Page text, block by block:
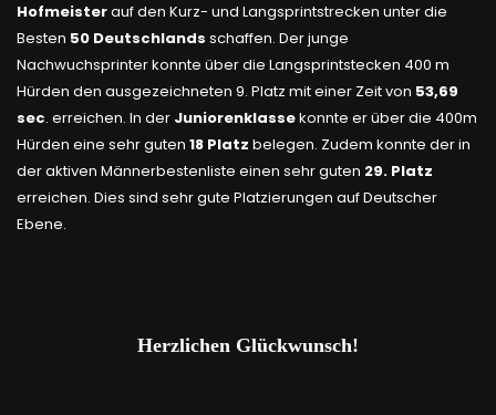
Hofmeisterauf den Kurz- und Langsprintstrecken unter die
Besten 50 Deutschlands schaffen. Der junge
Nachwuchsprinter konnte über die Langsprintstecken 400 m
Hürden den ausgezeichneten 9. Platz mit einer Zeit von 53,69
sec. erreichen. In der Juniorenklassekonnte er über die 400m
Hürden eine sehr guten 18 Platz belegen. Zudem konnte der in
der aktiven Männerbestenliste einen sehr guten 29. Platz
erreichen. Dies sind sehr gute Platzierungen auf Deutscher
Ebene.
Herzlichen Glückwunsch!